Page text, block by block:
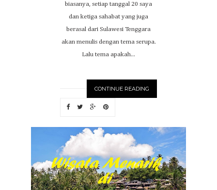
biasanya, setiap tanggal 20 saya
dan ketiga sahabat yang juga
berasal dari Sulawesi Tenggara
akan menulis dengan tema serupa.
Lalu tema apakah...
CONTINUE READING